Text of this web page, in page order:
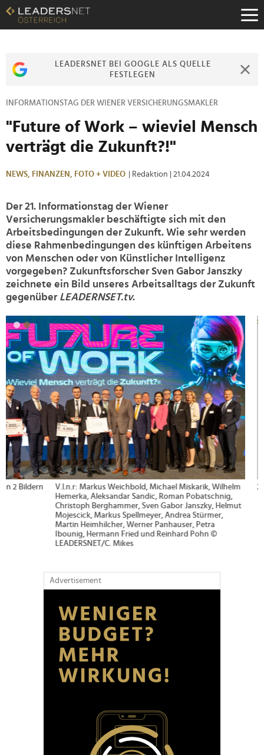
Zum
Inhalt
Zur
Zur
LEADERSNET BEI GOOGLE ALS QUELLE
FESTLEGEN
INFORMATIONSTAG DER WIENER VERSICHERUNGSMAKLER
"Future of Work – wieviel Mensch
verträgt die Zukunft?!"
NEWS, FINANZEN, FOTO + VIDEO | Redaktion | 21.04.2024
Der 21. Informationstag der Wiener
Versicherungsmakler beschäftigte sich mit den
Arbeitsbedingungen der Zukunft. Wie sehr werden
diese Rahmenbedingungen des künftigen Arbeitens
von Menschen oder von Künstlicher Intelligenz
vorgegeben? Zukunftsforscher Sven Gabor Janszky
zeichnete ein Bild unseres Arbeitsalltags der Zukunft
gegenüber LEADERNSET.tv.
>
2 von 2 Bildern
Sven Gabor Janszky (links) und Helmut Mojescick ©
LEADERSNET/C. Mikes
Advertisement